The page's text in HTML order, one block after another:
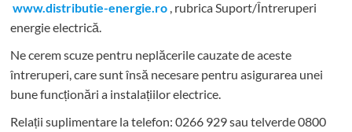
www.distributie-energie.ro , rubrica Suport/Întreruperi
energie electrică.
Ne cerem scuze pentru neplăcerile cauzate de aceste
întreruperi, care sunt însă necesare pentru asigurarea unei
bune funcționări a instalațiilor electrice.
Relații suplimentare la telefon: 0266 929 sau telverde 0800